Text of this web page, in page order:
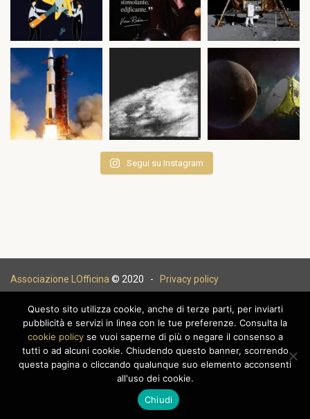
Segui su Instagram
Associazione LOfficina © 2020 - Privacy policy
Questo sito utilizza cookie, anche di terze parti, per inviarti
pubblicità e servizi in linea con le tue preferenze. Consulta la
cookie policyse vuoi saperne di più o negare il consenso a
tutti o ad alcuni cookie. Chiudendo questo banner, scorrendo
questa pagina o cliccando qualunque suo elemento acconsenti
all'uso dei cookie.
Chiudi